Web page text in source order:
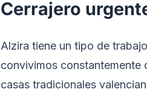
Cerrajero
Alzira tiene un tipo de
convivimos constantemente
casas tradicionales